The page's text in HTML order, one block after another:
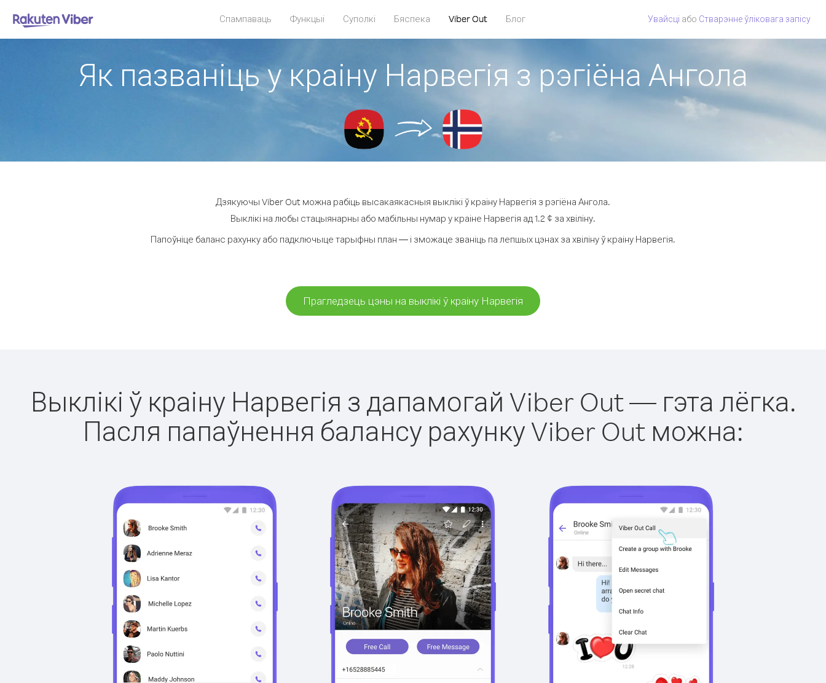
Спампаваць Функцыі Суполкі Бяспека Viber Out Блог Увайсці або Стварэнне ўліковага запісу
Як пазваніць у краіну Нарвегія з рэгіёна Ангола
Дзякуючы Viber Out можна рабіць высакаякасныя выклікі ў краіну Нарвегія з рэгіёна Ангола.
Выклікі на любы стацыянарны або мабільны нумар у краіне Нарвегія ад 1.2 ¢ за хвіліну.
Папоўніце баланс рахунку або падключыце тарыфны план — і зможаце званіць па лепшых цэнах за хвіліну ў краіну Нарвегія.
Прагледзець цэны на выклікі ў краіну Нарвегія
Выклікі ў краіну Нарвегія з дапамогай Viber Out — гэта лёгка.
Пасля папаўнення балансу рахунку Viber Out можна: